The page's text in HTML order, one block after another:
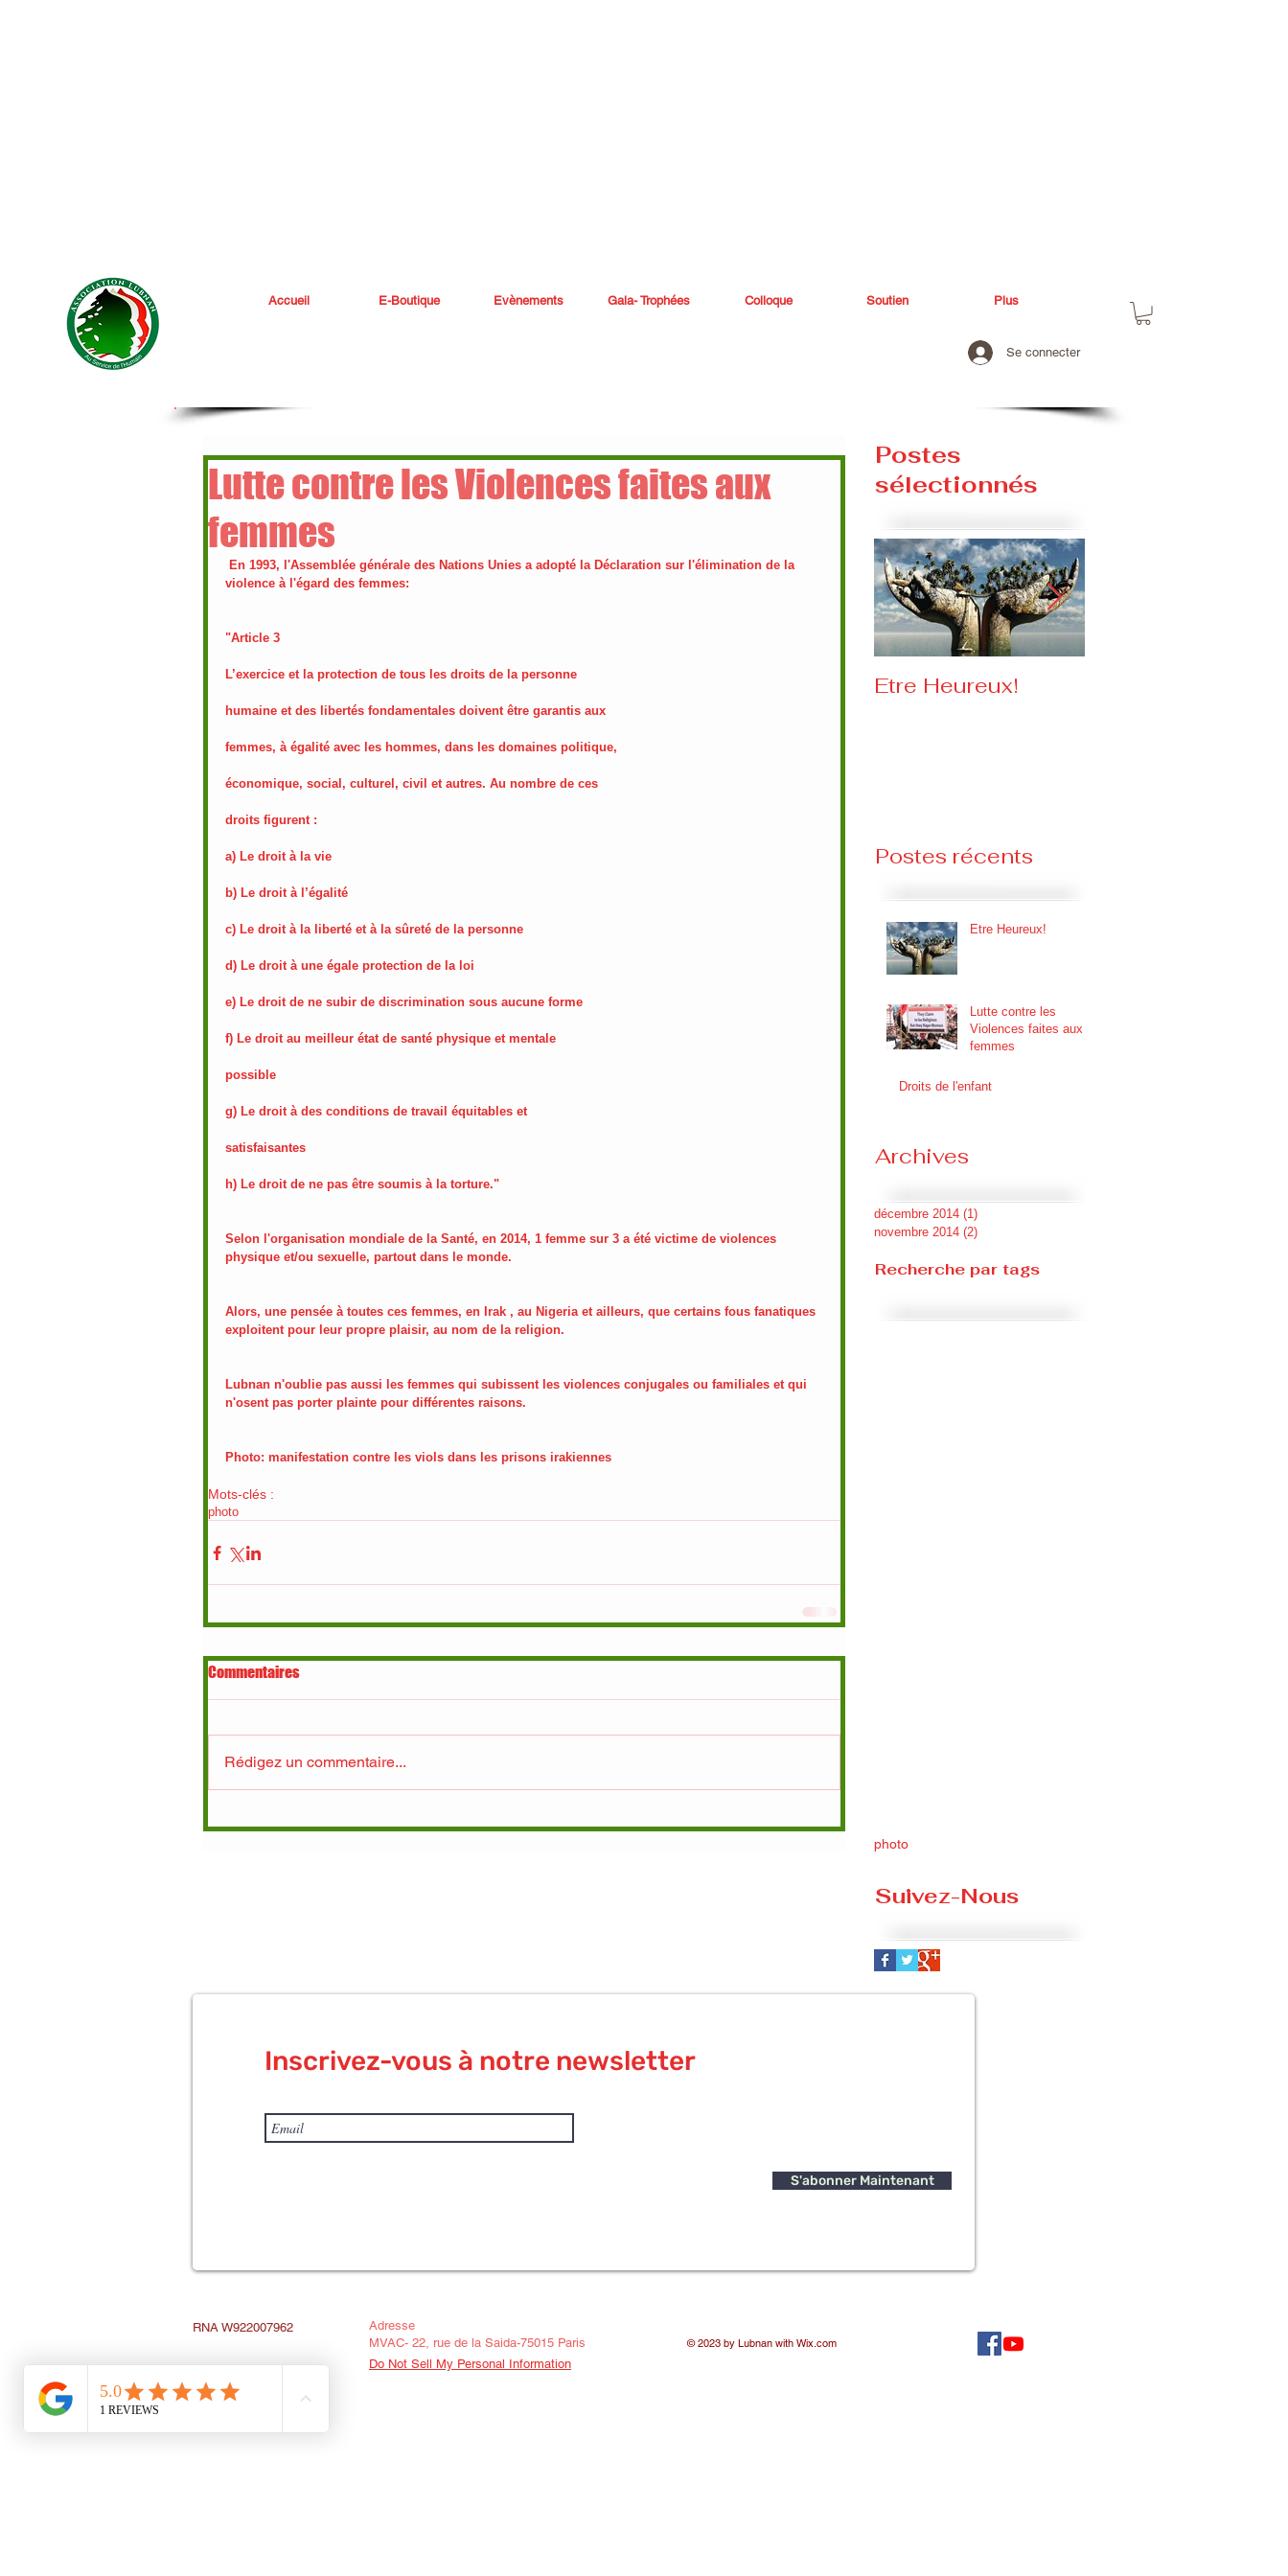
Accueil E-Boutique Evènements Gala- Trophées Colloque Soutien Plus
Se connecter
Lutte contre les Violences faites aux
femmes
En 1993, l'Assemblée générale des Nations Unies a adopté la Déclaration sur l'élimination de la
violence à l'égard des femmes:
"Article 3
L’exercice et la protection de tous les droits de la personne
humaine et des libertés fondamentales doivent être garantis aux
femmes, à égalité avec les hommes, dans les domaines politique,
économique, social, culturel, civil et autres. Au nombre de ces
droits figurent :
a) Le droit à la vie
b) Le droit à l’égalité
c) Le droit à la liberté et à la sûreté de la personne
d) Le droit à une égale protection de la loi
e) Le droit de ne subir de discrimination sous aucune forme
f) Le droit au meilleur état de santé physique et mentale
possible
g) Le droit à des conditions de travail équitables et
satisfaisantes
h) Le droit de ne pas être soumis à la torture."
Selon l'organisation mondiale de la Santé, en 2014, 1 femme sur 3 a été victime de violences
physique et/ou sexuelle, partout dans le monde.
Alors, une pensée à toutes ces femmes, en Irak , au Nigeria et ailleurs, que certains fous fanatiques
exploitent pour leur propre plaisir, au nom de la religion.
Lubnan n'oublie pas aussi les femmes qui subissent les violences conjugales ou familiales et qui
n'osent pas porter plainte pour différentes raisons.
Photo: manifestation contre les viols dans les prisons irakiennes
Mots-clés :
photo
Commentaires
Rédigez un commentaire...
Postes
sélectionnés
Etre Heureux!
Postes récents
Etre Heureux!
Lutte contre les
Violences faites aux
femmes
Droits de l'enfant
Archives
décembre 2014 (1)
novembre 2014 (2)
Recherche par tags
photo
Suivez-Nous
Inscrivez-vous à notre newsletter
S'abonner Maintenant
RNA W922007962
Do Not Sell My Personal Information
​Adresse
MVAC- 22, rue de la Saida-75015 Paris
© 2023 by Lubnan with Wix.com